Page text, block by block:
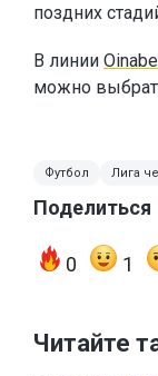
поздних
В линии
можно
Футбол Лига
Поделиться
0 1
Читайте